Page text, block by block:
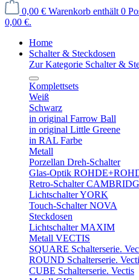
0,00 € Warenkorb enthält 0
0,00 €.
Home
Schalter & Steckdosen
Zur Kategorie Schalter &
Komplettsets
Weiß
Schwarz
in original Farrow Ball
in original Little Greene
in RAL Farbe
Metall
Porzellan Dreh-Schalter
Glas-Optik
Retro-Schalter
Lichtschalter YORK
Touch-Schalter NOVA
Steckdosen
Lichtschalter MAXIM
Metall VECTIS
SQUARE Schalterserie.
ROUND Schalterserie.
CUBE Schalterserie. Vectis